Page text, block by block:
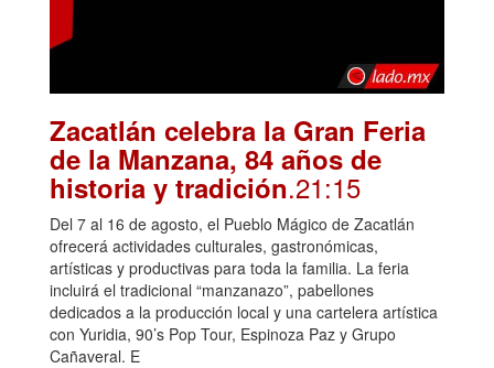
Zacatlán celebra la Gran Feria
de la Manzana, 84 años de
historia y tradición.21:15
Del 7 al 16 de agosto, el Pueblo Mágico de Zacatlán
ofrecerá actividades culturales, gastronómicas,
artísticas y productivas para toda la familia. La feria
incluirá el tradicional “manzanazo”, pabellones
dedicados a la producción local y una cartelera artística
con Yuridia, 90’s Pop Tour, Espinoza Paz y Grupo
Cañaveral. E